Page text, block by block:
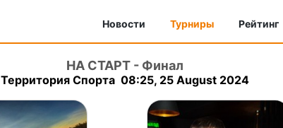
Новости Турниры Рейтинг
НА СТАРТ - Финал
Территория Спорта 08:25, 25 August 2024